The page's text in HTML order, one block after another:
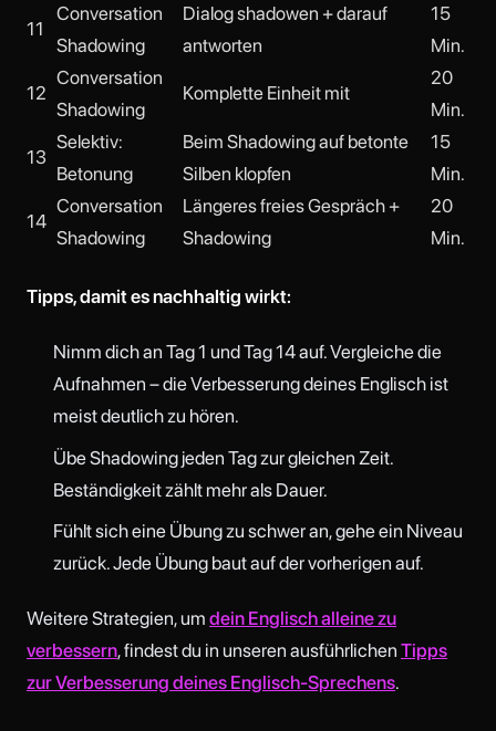
11
Conversation
Shadowing
Dialog shadowen + darauf
antworten
15
Min.
12
Conversation
Shadowing
Komplette Einheit mit
20
Min.
13
Selektiv:
Betonung
Beim Shadowing auf betonte
Silben klopfen
15
Min.
14
Conversation
Shadowing
Längeres freies Gespräch +
Shadowing
20
Min.
Tipps, damit es nachhaltig wirkt:
Nimm dich an Tag 1 und Tag 14 auf. Vergleiche die
Aufnahmen – die Verbesserung deines Englisch ist
meist deutlich zu hören.
Übe Shadowing jeden Tag zur gleichen Zeit.
Beständigkeit zählt mehr als Dauer.
Fühlt sich eine Übung zu schwer an, gehe ein Niveau
zurück. Jede Übung baut auf der vorherigen auf.
Weitere Strategien, um dein Englisch alleine zu
verbessern, findest du in unseren ausführlichen Tipps
zur Verbesserung deines Englisch-Sprechens.